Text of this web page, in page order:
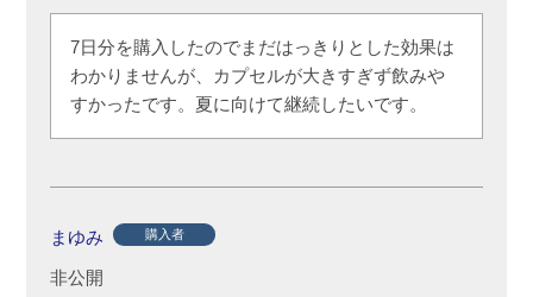
7日分を購入したのでまだはっきりとした効果は
わかりませんが、カプセルが大きすぎず飲みや
すかったです。夏に向けて継続したいです。
まゆみ 購入者
非公開